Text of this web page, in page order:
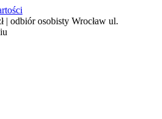
| odbiór osobisty Wrocław ul.